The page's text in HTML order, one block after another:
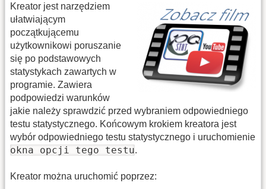
Kreator jest narzędziem
ułatwiającym
początkującemu
użytkownikowi poruszanie
się po podstawowych
statystykach zawartych w
programie. Zawiera
podpowiedzi warunków
jakie należy sprawdzić przed wybraniem odpowiedniego
testu statystycznego. Końcowym krokiem kreatora jest
wybór odpowiedniego testu statystycznego i uruchomienie
okna opcji tego testu.
Kreator można uruchomić poprzez: